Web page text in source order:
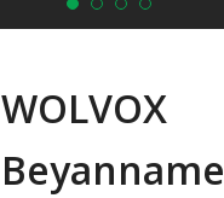
WOLVOX
Beyanname